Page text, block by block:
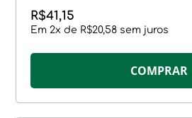
R$41,15
Em 2x de R$20,58 sem juros
COMPRAR